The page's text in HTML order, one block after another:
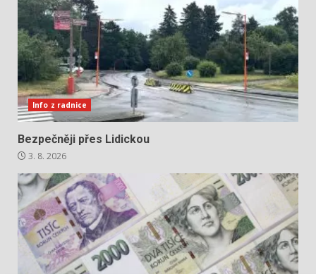
Info z radnice
Bezpečněji přes Lidickou
3. 8. 2026